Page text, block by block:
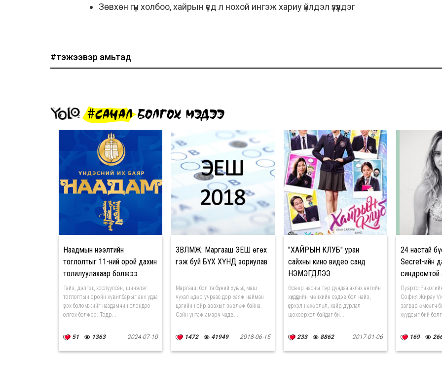
Зөвхөн гүн холбоо, хайрын үед л нохой ингэж хариу үйлдэл үзүүлдэг
#тэжээвэр амьтад
#САНАЛ БОЛГОХ МЭДЭЭ
Наадмын нээлтийн
тоглолтыг 11-ний орой дахин
толилуулахаар болжээ
Тайз, дэлгэц хослуулсан, шинэлэг
тоглолтын оройн хувилбарыг анх удаа
үзэх боломжийг наадамчин олондоо
олгох болжээ. Тодр...
51 1363 2024-07-10
ЗӨВЛӨМЖ: Маргааш ЭЕШ өгөх
гэж буй БҮХ ХҮНД зориулав
Маргааш бол та бүхний хувьд маш
чухал өдөр учраас дор хаяж найман
цагийн нойр авахыг зөвлөж байна.
Сайн унтаж амарч чадв...
1472 41949 2018-06-15
"ХАЙРЫН КЛУБ" уран
сайхны кино видео санд
НЭМЭГДЛЭЭ
Өсвөр насны тэр дундаа ахлах ангийн
хүүхдүүдийн мөнхийн сэдэв бол найз,
үерхэл нөхөрлөл, хайр дурлал
шохоорхол байдаг би...
233 8862 2017-01-06
24 настай
Secret-ийн
синдромтой
болжээ
Пуэрто-
София Жирау
загвар өмсөгч
хуудсыг бий
169